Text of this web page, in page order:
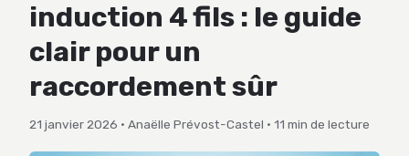
JARDINAGE
induction 4 fils : le guide
clair pour un
raccordement sûr
21 janvier 2026 · Anaëlle Prévost-Castel · 11 min de lecture